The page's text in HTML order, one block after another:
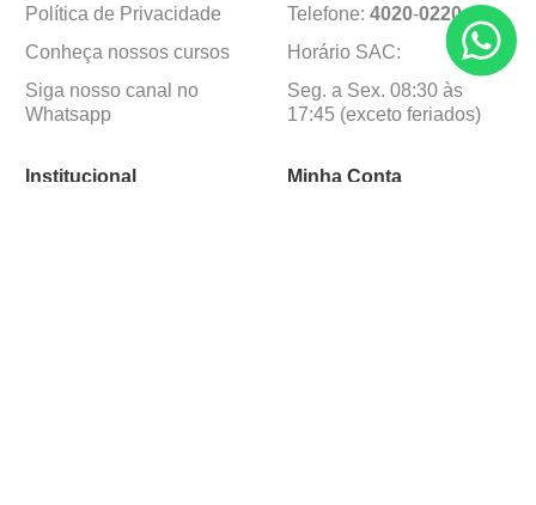
Política de Privacidade
Conheça nossos cursos
Siga nosso canal no
Whatsapp
Telefone: 4020-0220
Horário SAC:
Seg. a Sex. 08:30 às
17:45 (exceto feriados)
Institucional Minha Conta